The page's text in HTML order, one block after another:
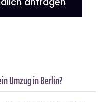
Umzug in Berlin?